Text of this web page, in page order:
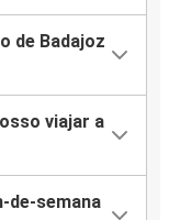
de Badajoz
viajar a
de-semana